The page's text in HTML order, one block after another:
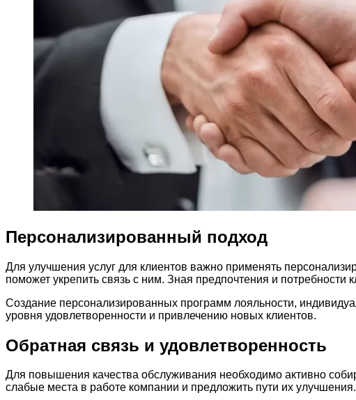
Персонализированный подход
Для улучшения услуг для клиентов важно применять
поможет укрепить связь с ним. Зная предпочтения и
Создание персонализированных программ лояльности,
уровня удовлетворенности и привлечению новых клиентов.
Обратная связь и удовлетворенность
Для повышения качества обслуживания необходимо активно
слабые места в работе компании и предложить пути их улучшения.